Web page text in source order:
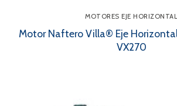
MOTORES EJE HORIZONTAL
Motor Naftero Villa® Eje Horizontal
VX270